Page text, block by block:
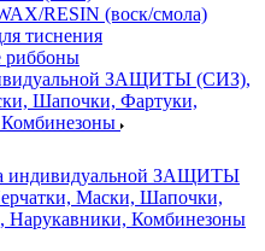
RESIN (воск/смола)
тиснения
риббоны
ЗАЩИТЫ (СИЗ),
Шапочки, Фартуки,
индивидуальной ЗАЩИТЫ
Маски, Шапочки,
Нарукавники, Комбинезоны